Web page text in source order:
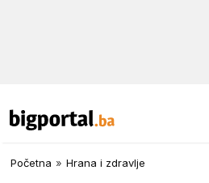
Početna » Hrana i zdravlje